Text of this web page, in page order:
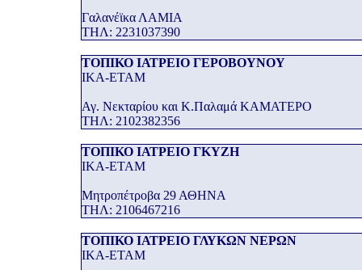
Γαλανέϊκα ΛΑΜΙΑ
THΛ: 2231037390
ΤΟΠΙΚΟ ΙΑΤΡΕΙΟ ΓΕΡΟΒΟΥΝΟΥ
ΙΚΑ-ΕΤΑΜ
Αγ. Νεκταρίου και Κ.Παλαμά ΚΑΜΑΤΕΡΟ
THΛ: 2102382356
ΤΟΠΙΚΟ ΙΑΤΡΕΙΟ ΓΚΥΖΗ
ΙΚΑ-ΕΤΑΜ
Μητροπέτροβα 29 ΑΘΗΝΑ
THΛ: 2106467216
ΤΟΠΙΚΟ ΙΑΤΡΕΙΟ ΓΛΥΚΩΝ ΝΕΡΩΝ
ΙΚΑ-ΕΤΑΜ